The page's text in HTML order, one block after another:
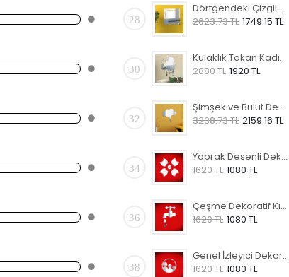
28
Dörtgendeki Çizgiler Dekoratif Kırılmaz Ayna
2623.73 TL 1749.15 TL
30
Kulaklık Takan Kadın Dekoratif Kırılmaz Ayna
2880 TL 1920 TL
32
Şimşek ve Bulut Dekoratif Kırılmaz Ayna
3238.73 TL 2159.16 TL
34
Yaprak Desenli Dekoratif Kırılmaz Ayna
1620 TL 1080 TL
36
Çeşme Dekoratif Kırılmaz Ayna
1620 TL 1080 TL
38
Genel İzleyici Dekoratif Kırılmaz Ayna
1620 TL 1080 TL